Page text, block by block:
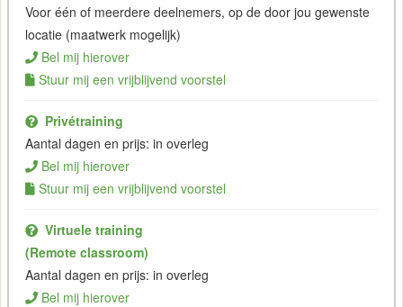
Voor één of meerdere deelnemers, op de door jou gewenste
locatie (maatwerk mogelijk)
Bel mij hierover
Stuur mij een vrijblijvend voorstel
Privétraining
Aantal dagen en prijs: in overleg
Bel mij hierover
Stuur mij een vrijblijvend voorstel
Virtuele training
(Remote classroom)
Aantal dagen en prijs: in overleg
Bel mij hierover